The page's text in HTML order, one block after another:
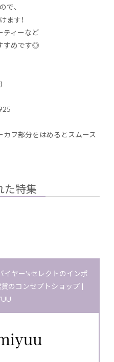
で、
ます！
ティーなど
すめです◎
フ部分をはめるとスムース
た特集
イヤー'sセレクトのインポ
のコンセプトショップ |